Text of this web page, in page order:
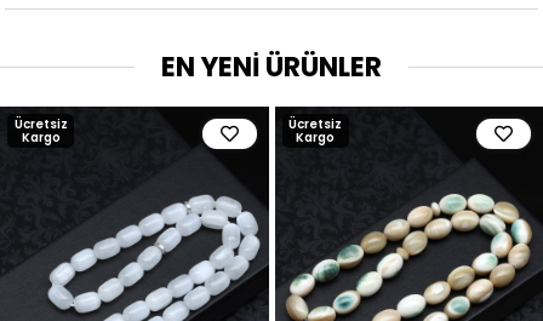
EN YENİ ÜRÜNLER
Ücretsiz
Kargo
Ücretsiz
Kargo